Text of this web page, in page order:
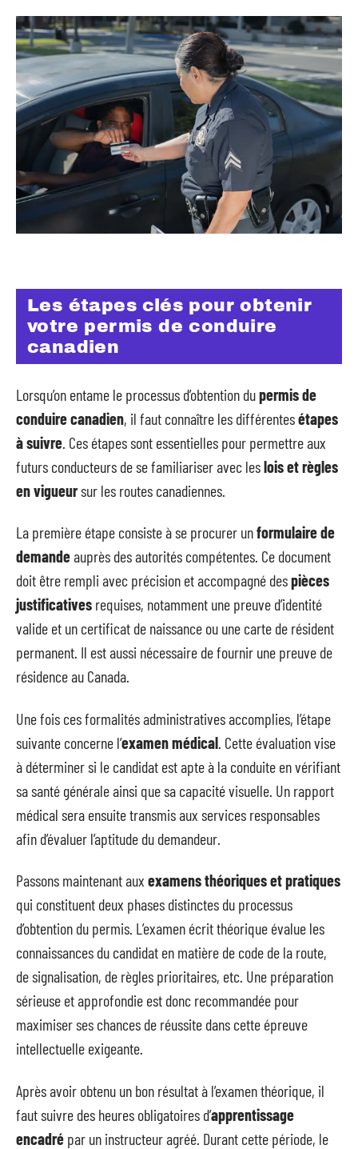
Les étapes clés pour obtenir
votre permis de conduire
canadien
Lorsqu’on entame le processus d’obtention dupermis de
conduire canadien, il faut connaître les différentesétapes
à suivre . Ces étapes sont essentielles pour permettre aux
futurs conducteurs de se familiariser avec leslois et règles
en vigueursur les routes canadiennes.
La première étape consiste à se procurer unformulaire de
demandeauprès des autorités compétentes. Ce document
doit être rempli avec précision et accompagné despièces
justificatives requises, notamment une preuve d’identité
valide et un certificat de naissance ou une carte de résident
permanent. Il est aussi nécessaire de fournir une preuve de
résidence au Canada.
Une fois ces formalités administratives accomplies, l’étape
suivante concerne l’examen médical . Cette évaluation vise
à déterminer si le candidat est apte à la conduite en vérifiant
sa santé générale ainsi que sa capacité visuelle. Un rapport
médical sera ensuite transmis aux services responsables
afin d’évaluer l’aptitude du demandeur.
Passons maintenant aux examens théoriques et pratiques
qui constituent deux phases distinctes du processus
d’obtention du permis. L’examen écrit théorique évalue les
connaissances du candidat en matière de code de la route,
de signalisation, de règles prioritaires, etc. Une préparation
sérieuse et approfondie est donc recommandée pour
maximiser ses chances de réussite dans cette épreuve
intellectuelle exigeante.
Après avoir obtenu un bon résultat à l’examen théorique, il
faut suivre des heures obligatoires d’apprentissage
encadré par un instructeur agréé. Durant cette période, le